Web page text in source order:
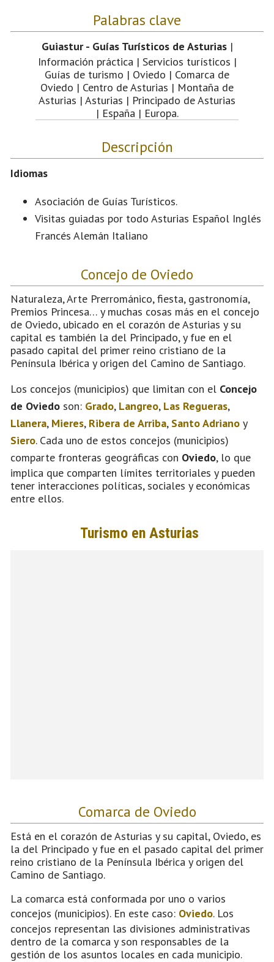
Palabras clave
Guiastur - Guías Turísticos de Asturias|
Información práctica | Servicios turísticos |
Guías de turismo | Oviedo | Comarca de
Oviedo | Centro de Asturias | Montaña de
Asturias | Asturias | Principado de Asturias
| España | Europa.
Descripción
Idiomas
Asociación de Guías Turísticos.
Visitas guiadas por todo Asturias Español Inglés
Francés Alemán Italiano
Concejo de Oviedo
Naturaleza, Arte Prerrománico, fiesta, gastronomía,
Premios Princesa… y muchas cosas más en el concejo
de Oviedo, ubicado en el corazón de Asturias y su
capital es también la del Principado, y fue en el
pasado capital del primer reino cristiano de la
Península Ibérica y origen del Camino de Santiago.
Los concejos (municipios) que limitan con el Concejo
de Oviedo son: Grado, Langreo, Las Regueras,
Llanera, Mieres, Ribera de Arriba, Santo Adriano y
Siero. Cada uno de estos concejos (municipios)
comparte fronteras geográficas con Oviedo, lo que
implica que comparten límites territoriales y pueden
tener interacciones políticas, sociales y económicas
entre ellos.
Comarca de Oviedo
Está en el corazón de Asturias y su capital, Oviedo, es
la del Principado y fue en el pasado capital del primer
reino cristiano de la Península Ibérica y origen del
Camino de Santiago.
La comarca está conformada por uno o varios
concejos (municipios). En este caso: Oviedo. Los
concejos representan las divisiones administrativas
dentro de la comarca y son responsables de la
gestión de los asuntos locales en cada municipio.